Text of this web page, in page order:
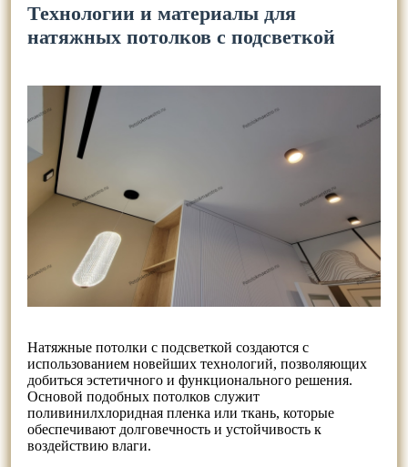
Технологии и материалы для
натяжных потолков с подсветкой
Натяжные потолки с подсветкой создаются с
использованием новейших технологий, позволяющих
добиться эстетичного и функционального решения.
Основой подобных потолков служит
поливинилхлоридная пленка или ткань, которые
обеспечивают долговечность и устойчивость к
воздействию влаги.